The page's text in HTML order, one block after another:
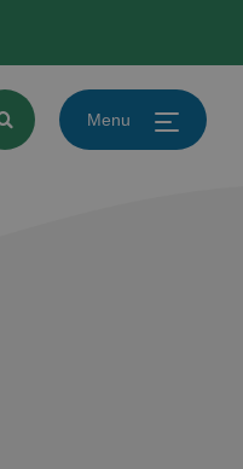
Menu